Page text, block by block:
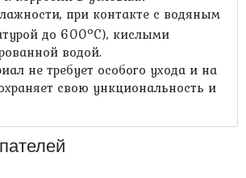
при контакте с водяным
до 600оС), кислыми
водой.
не требует особого ухода и на
свою ункциональность и